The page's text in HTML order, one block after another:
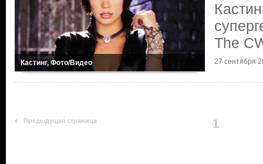
Кастинг, Фото/Видео
The
27 сентября
Предыдущая страница 1